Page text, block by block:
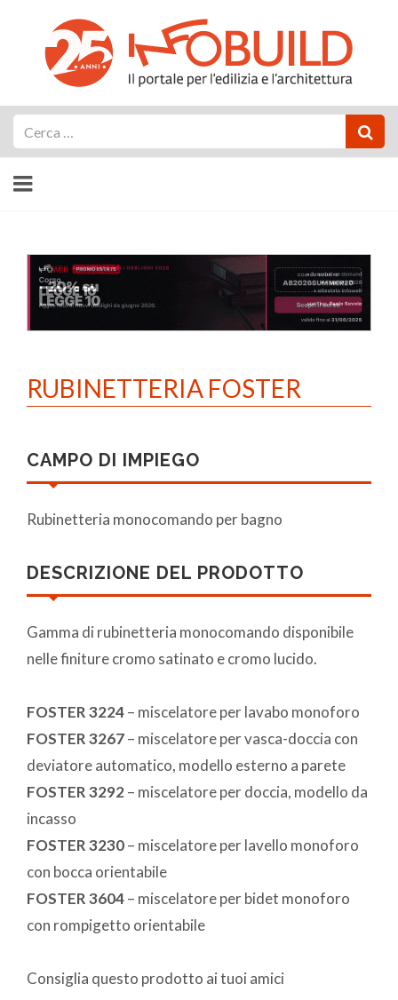
RUBINETTERIA FOSTER
CAMPO DI IMPIEGO
Rubinetteria monocomando per bagno
DESCRIZIONE DEL PRODOTTO
Gamma di rubinetteria monocomando disponibile
nelle finiture cromo satinato e cromo lucido.
FOSTER 3224– miscelatore per lavabo monoforo
FOSTER 3267– miscelatore per vasca-doccia con
deviatore automatico, modello esterno a parete
FOSTER 3292– miscelatore per doccia, modello da
incasso
FOSTER 3230– miscelatore per lavello monoforo
con bocca orientabile
FOSTER 3604– miscelatore per bidet monoforo
con rompigetto orientabile
Consiglia questo prodotto ai tuoi amici